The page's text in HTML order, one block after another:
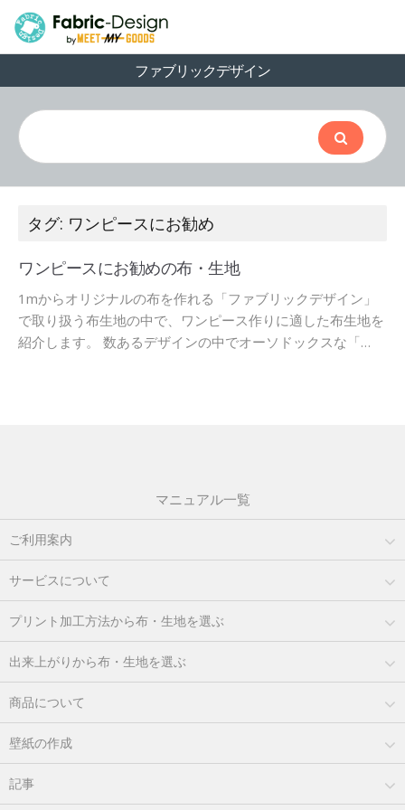
ファブリックデザイン
タグ: ワンピースにお勧め
ワンピースにお勧めの布・生地
1mからオリジナルの布を作れる「ファブリックデザイン」
で取り扱う布生地の中で、ワンピース作りに適した布生地を
紹介します。 数あるデザインの中でオーソドックスな「…
マニュアル一覧
ご利用案内
サービスについて
プリント加工方法から布・生地を選ぶ
出来上がりから布・生地を選ぶ
商品について
壁紙の作成
記事